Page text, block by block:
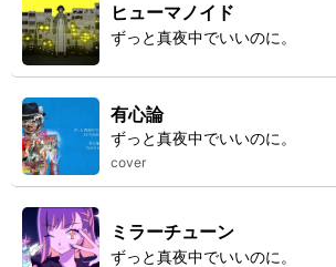
ヒューマノイド
ずっと真夜中でいいのに。
有心論
ずっと真夜中でいいのに。
cover
ミラーチューン
ずっと真夜中でいいのに。